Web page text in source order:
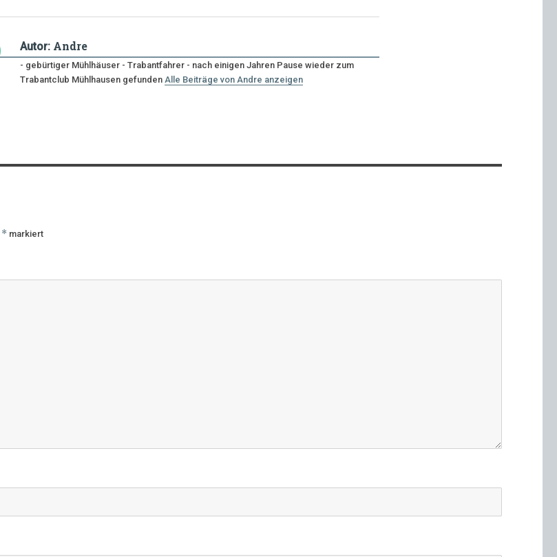
Autor: Andre
- gebürtiger Mühlhäuser - Trabantfahrer - nach einigen Jahren Pause wieder zum
Trabantclub Mühlhausen gefundenAlle Beiträge von Andre anzeigen
* markiert